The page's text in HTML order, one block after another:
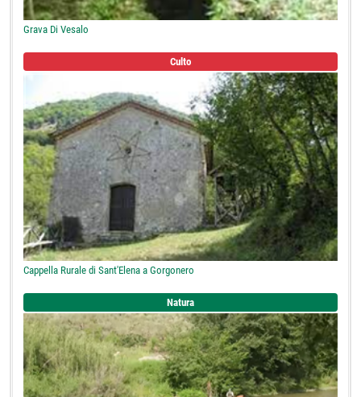
Grava Di Vesalo
Culto
Cappella Rurale di Sant'Elena a Gorgonero
Natura